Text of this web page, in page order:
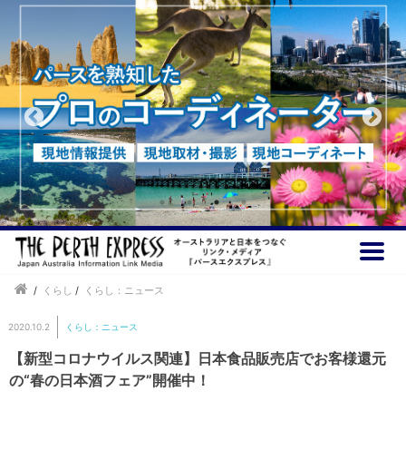
/ くらし / くらし：ニュース
2020.10.2 くらし：ニュース
【新型コロナウイルス関連】日本食品販売店でお客様還元
の“春の日本酒フェア”開催中！